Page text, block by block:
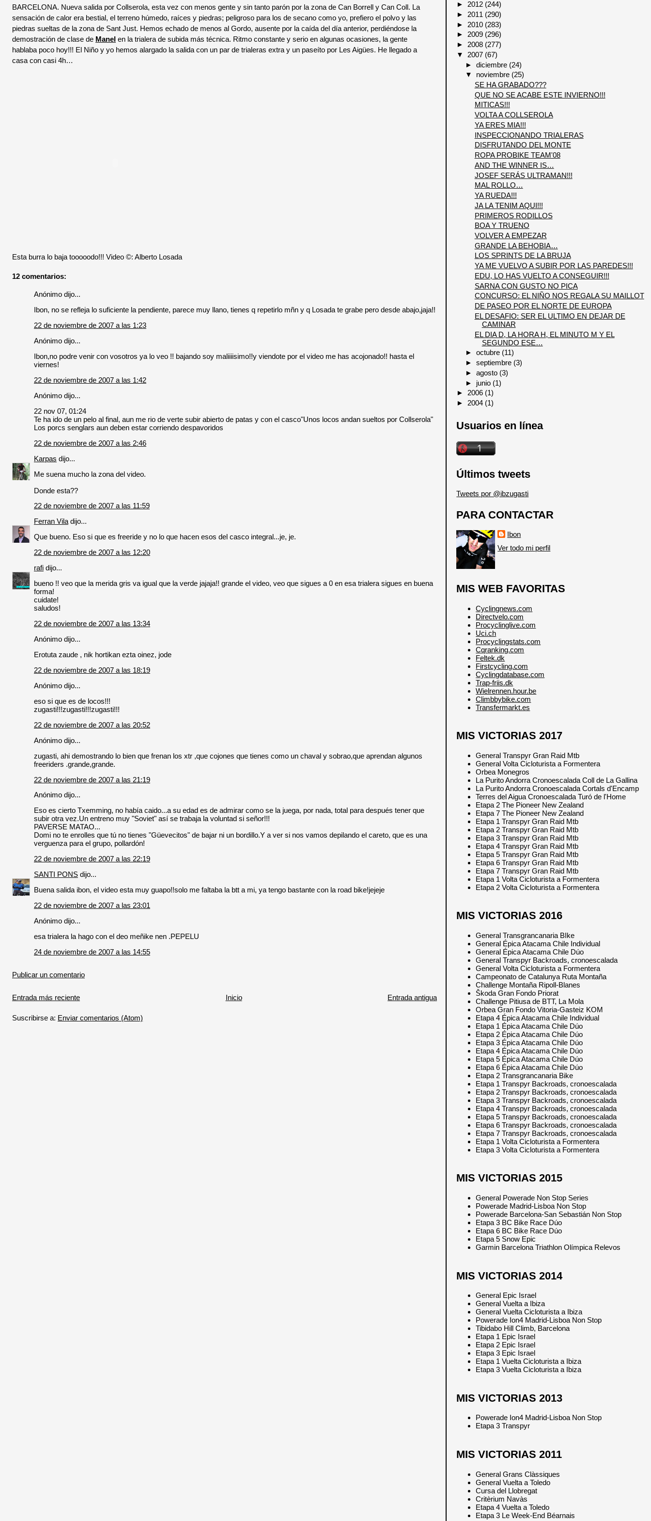
BARCELONA. Nueva salida por Collserola, esta vez con menos gente y sin tanto parón por la zona de Can Borrell y Can Coll. La
sensación de calor era bestial, el terreno húmedo, raíces y piedras; peligroso para los de secano como yo, prefiero el polvo y las
piedras sueltas de la zona de Sant Just. Hemos echado de menos al Gordo, ausente por la caída del día anterior, perdiéndose la
demostración de clase de Manel en la trialera de subida más técnica. Ritmo constante y serio en algunas ocasiones, la gente
hablaba poco hoy!!! El Niño y yo hemos alargado la salida con un par de trialeras extra y un paseíto por Les Aigües. He llegado a
casa con casi 4h…
Esta burra lo baja tooooodo!!! Video ©: Alberto Losada
12 comentarios:
Anónimo dijo...
Ibon, no se refleja lo suficiente la pendiente, parece muy llano, tienes q repetirlo mñn y q Losada te grabe pero desde abajo,jaja!!
22 de noviembre de 2007 a las 1:23
Anónimo dijo...
Ibon,no podre venir con vosotros ya lo veo !! bajando soy maliiiisimo!!y viendote por el video me has acojonado!! hasta el
viernes!
22 de noviembre de 2007 a las 1:42
Anónimo dijo...
22 nov 07, 01:24
Te ha ido de un pelo al final, aun me rio de verte subir abierto de patas y con el casco"Unos locos andan sueltos por Collserola"
Los porcs senglars aun deben estar corriendo despavoridos
22 de noviembre de 2007 a las 2:46
Karpas dijo...
Me suena mucho la zona del video.
Donde esta??
22 de noviembre de 2007 a las 11:59
Ferran Vila dijo...
Que bueno. Eso si que es freeride y no lo que hacen esos del casco integral...je, je.
22 de noviembre de 2007 a las 12:20
rafi dijo...
bueno !! veo que la merida gris va igual que la verde jajaja!! grande el video, veo que sigues a 0 en esa trialera sigues en buena
forma!
cuidate!
saludos!
22 de noviembre de 2007 a las 13:34
Anónimo dijo...
Erotuta zaude , nik hortikan ezta oinez, jode
22 de noviembre de 2007 a las 18:19
Anónimo dijo...
eso si que es de locos!!!
zugasti!!!zugasti!!!zugasti!!!
22 de noviembre de 2007 a las 20:52
Anónimo dijo...
zugasti, ahi demostrando lo bien que frenan los xtr ,que cojones que tienes como un chaval y sobrao,que aprendan algunos
freeriders .grande,grande.
22 de noviembre de 2007 a las 21:19
Anónimo dijo...
Eso es cierto Txemming, no había caido...a su edad es de admirar como se la juega, por nada, total para después tener que
subir otra vez.Un entreno muy "Soviet" así se trabaja la voluntad si señor!!!
PAVERSE MATAO...
Domi no te enrolles que tú no tienes "Güevecitos" de bajar ni un bordillo.Y a ver si nos vamos depilando el careto, que es una
verguenza para el grupo, pollardón!
22 de noviembre de 2007 a las 22:19
SANTI PONS dijo...
Buena salida ibon, el video esta muy guapo!!solo me faltaba la btt a mi, ya tengo bastante con la road bike!jejeje
22 de noviembre de 2007 a las 23:01
Anónimo dijo...
esa trialera la hago con el deo meñike nen .PEPELU
24 de noviembre de 2007 a las 14:55
Publicar un comentario
Entrada más reciente Entrada antigua
Inicio
Suscribirse a: Enviar comentarios (Atom)
► 2012 (244)
► 2011 (290)
► 2010 (283)
► 2009 (296)
► 2008 (277)
▼ 2007 (67)
►diciembre (24)
▼ noviembre (25)
SE HA GRABADO???
QUE NO SE ACABE ESTE INVIERNO!!!
MITICAS!!!
VOLTA A COLLSEROLA
YA ERES MIA!!!
INSPECCIONANDO TRIALERAS
DISFRUTANDO DEL MONTE
ROPA PROBIKE TEAM'08
AND THE WINNER IS…
JOSEF SERÁS ULTRAMAN!!!
MAL ROLLO…
YA RUEDA!!!
JA LA TENIM AQUI!!!
PRIMEROS RODILLOS
BOA Y TRUENO
VOLVER A EMPEZAR
GRANDE LA BEHOBIA…
LOS SPRINTS DE LA BRUJA
YA ME VUELVO A SUBIR POR LAS PAREDES!!!
EDU, LO HAS VUELTO A CONSEGUIR!!!
SARNA CON GUSTO NO PICA
CONCURSO: EL NIÑO NOS REGALA SU MAILLOT
DE PASEO POR EL NORTE DE EUROPA
EL DESAFIO: SER EL ULTIMO EN DEJAR DE
CAMINAR
EL DIA D, LA HORA H, EL MINUTO M Y EL
SEGUNDO ESE…
►octubre (11)
►septiembre (3)
►agosto (3)
► junio (1)
► 2006 (1)
► 2004 (1)
Usuarios en línea
Últimos tweets
Tweets por @ibzugasti
PARA CONTACTAR
Ibon
Ver todo mi perfil
MIS WEB FAVORITAS
Cyclingnews.com
Directvelo.com
Procyclinglive.com
Uci.ch
Procyclingstats.com
Cqranking.com
Feltek.dk
Firstcycling.com
Cyclingdatabase.com
Trap-friis.dk
Wielrennen.hour.be
Climbbybike.com
Transfermarkt.es
MIS VICTORIAS 2017
General Transpyr Gran Raid Mtb
General Volta Cicloturista a Formentera
Orbea Monegros
La Purito Andorra Cronoescalada Coll de La Gallina
La Purito Andorra Cronoescalada Cortals d'Encamp
Terres del Aigua Cronoescalada Turó de l'Home
Etapa 2 The Pioneer New Zealand
Etapa 7 The Pioneer New Zealand
Etapa 1 Transpyr Gran Raid Mtb
Etapa 2 Transpyr Gran Raid Mtb
Etapa 3 Transpyr Gran Raid Mtb
Etapa 4 Transpyr Gran Raid Mtb
Etapa 5 Transpyr Gran Raid Mtb
Etapa 6 Transpyr Gran Raid Mtb
Etapa 7 Transpyr Gran Raid Mtb
Etapa 1 Volta Cicloturista a Formentera
Etapa 2 Volta Cicloturista a Formentera
MIS VICTORIAS 2016
General Transgrancanaria BIke
General Épica Atacama Chile Individual
General Épica Atacama Chile Dúo
General Transpyr Backroads, cronoescalada
General Volta Cicloturista a Formentera
Campeonato de Catalunya Ruta Montaña
Challenge Montaña Ripoll-Blanes
Škoda Gran Fondo Priorat
Challenge Pitiusa de BTT, La Mola
Orbea Gran Fondo Vitoria-Gasteiz KOM
Etapa 4 Épica Atacama Chile Individual
Etapa 1 Épica Atacama Chile Dúo
Etapa 2 Épica Atacama Chile Dúo
Etapa 3 Épica Atacama Chile Dúo
Etapa 4 Épica Atacama Chile Dúo
Etapa 5 Épica Atacama Chile Dúo
Etapa 6 Épica Atacama Chile Dúo
Etapa 2 Transgrancanaria Bike
Etapa 1 Transpyr Backroads, cronoescalada
Etapa 2 Transpyr Backroads, cronoescalada
Etapa 3 Transpyr Backroads, cronoescalada
Etapa 4 Transpyr Backroads, cronoescalada
Etapa 5 Transpyr Backroads, cronoescalada
Etapa 6 Transpyr Backroads, cronoescalada
Etapa 7 Transpyr Backroads, cronoescalada
Etapa 1 Volta Cicloturista a Formentera
Etapa 3 Volta Cicloturista a Formentera
MIS VICTORIAS 2015
General Powerade Non Stop Series
Powerade Madrid-Lisboa Non Stop
Powerade Barcelona-San Sebastián Non Stop
Etapa 3 BC Bike Race Dúo
Etapa 6 BC Bike Race Dúo
Etapa 5 Snow Epic
Garmin Barcelona Triathlon Olímpica Relevos
MIS VICTORIAS 2014
General Epic Israel
General Vuelta a Ibiza
General Vuelta Cicloturista a Ibiza
Powerade Ion4 Madrid-Lisboa Non Stop
Tibidabo Hill Climb, Barcelona
Etapa 1 Epic Israel
Etapa 2 Epic Israel
Etapa 3 Epic Israel
Etapa 1 Vuelta Cicloturista a Ibiza
Etapa 3 Vuelta Cicloturista a Ibiza
MIS VICTORIAS 2013
Powerade Ion4 Madrid-Lisboa Non Stop
Etapa 3 Transpyr
MIS VICTORIAS 2011
General Grans Clàssiques
General Vuelta a Toledo
Cursa del Llobregat
Critèrium Navàs
Etapa 4 Vuelta a Toledo
Etapa 3 Le Week-End Béarnais